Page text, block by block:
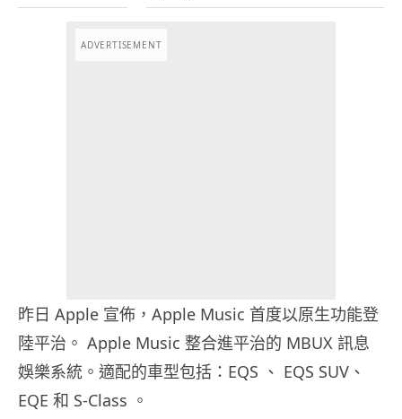
ADVERTISEMENT
昨日 Apple 宣佈，Apple Music 首度以原生功能登
陸平治。 Apple Music 整合進平治的 MBUX 訊息
娛樂系統。適配的車型包括：EQS 、 EQS SUV、
EQE 和 S-Class 。